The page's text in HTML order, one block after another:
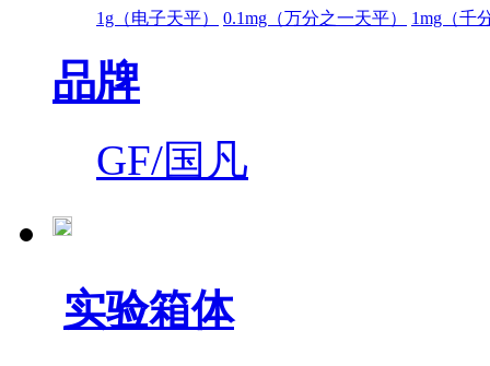
1g（电子天平） 0.1mg（万分之一天平） 1mg（千
品牌
GF/国凡
实验箱体